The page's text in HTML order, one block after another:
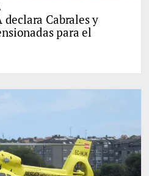
declara Cabrales y
para el